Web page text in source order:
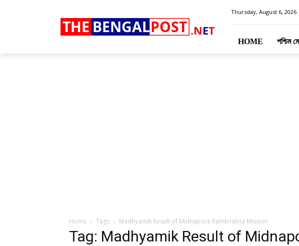
.NET
THE BENGALPOST
Thursday, August 6, 2026
HOME পশ্চিম
Home Tags Madhyamik Result of Midnapore Ramkrishna Mission
Tag: Madhyamik Result of